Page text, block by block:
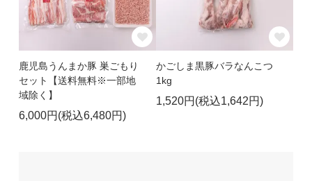
鹿児島うんまか豚 巣ごもり
セット【送料無料※一部地
域除く】
6,000円(税込6,480円)
かごしま黒豚バラなんこつ
1kg
1,520円(税込1,642円)